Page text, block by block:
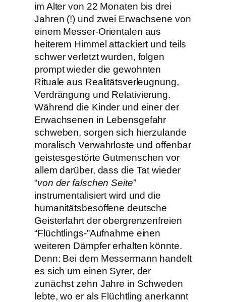
im Alter von 22 Monaten bis drei
Jahren (!) und zwei Erwachsene von
einem Messer-Orientalen aus
heiterem Himmel attackiert und teils
schwer verletzt wurden, folgen
prompt wieder die gewohnten
Rituale aus Realitätsverleugnung,
Verdrängung und Relativierung.
Während die Kinder und einer der
Erwachsenen in Lebensgefahr
schweben, sorgen sich hierzulande
moralisch Verwahrloste und offenbar
geistesgestörte Gutmenschen vor
allem darüber, dass die Tat wieder
“von der falschen Seite”
instrumentalisiert wird und die
humanitätsbesoffene deutsche
Geisterfahrt der obergrenzenfreien
“Flüchtlings-”Aufnahme einen
weiteren Dämpfer erhalten könnte.
Denn: Bei dem Messermann handelt
es sich um einen Syrer, der
zunächst zehn Jahre in Schweden
lebte, wo er als Flüchtling anerkannt